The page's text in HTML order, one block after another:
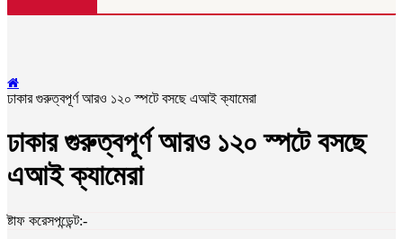
ঢাকার গুরুত্বপূর্ণ আরও ১২০ স্পটে বসছে এআই ক্যামেরা
ঢাকার গুরুত্বপূর্ণ আরও ১২০ স্পটে বসছে
এআই ক্যামেরা
ষ্টাফ করেসপন্ডেন্ট:-